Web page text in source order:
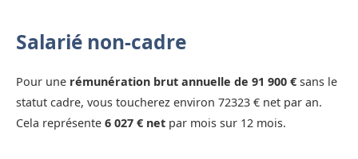
Salarié non-cadre
Pour une rémunération brut annuelle de 91 900 € sans le
statut cadre, vous toucherez environ 72323 € net par an.
Cela représente 6 027 € net par mois sur 12 mois.